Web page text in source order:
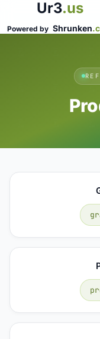
Ur3.us
Powered by Shrunken